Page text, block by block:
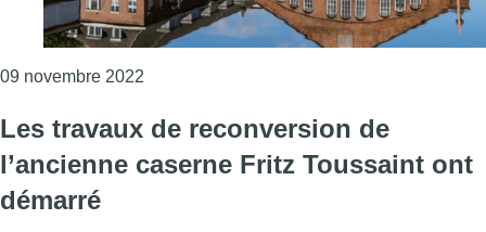
09 novembre 2022
Les travaux de reconversion de
l’ancienne caserne Fritz Toussaint ont
démarré